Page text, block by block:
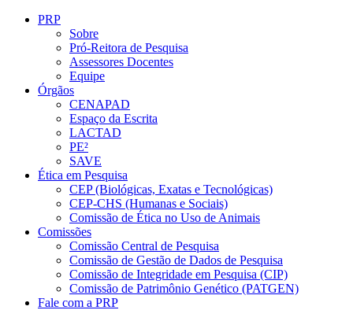
Conteúdo principal
PRP
Sobre
Pró-Reitora de Pesquisa
Assessores Docentes
Equipe
Órgãos
CENAPAD
Espaço da Escrita
LACTAD
PE²
SAVE
Ética em Pesquisa
CEP (Biológicas, Exatas e Tecnológicas)
CEP-CHS (Humanas e Sociais)
Comissão de Ética no Uso de Animais
Comissões
Comissão Central de Pesquisa
Comissão de Gestão de Dados de Pesquisa
Comissão de Integridade em Pesquisa (CIP)
Comissão de Patrimônio Genético (PATGEN)
Fale com a PRP